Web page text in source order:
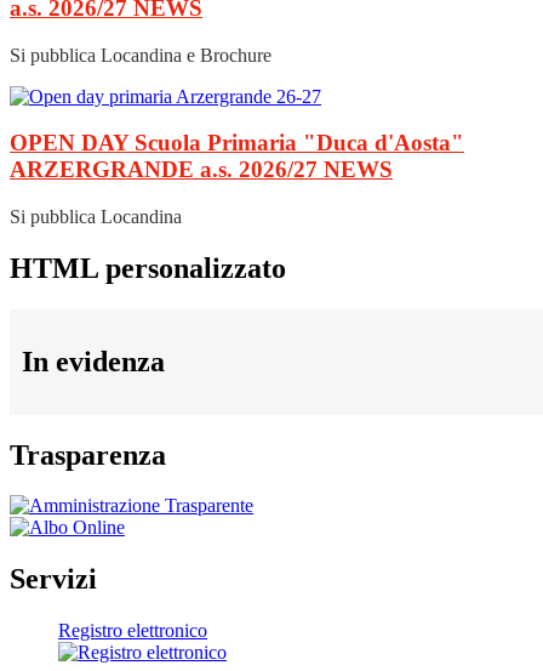
a.s. 2026/27 NEWS
Si pubblica Locandina e Brochure
OPEN DAY Scuola Primaria "Duca d'Aosta"
ARZERGRANDE a.s. 2026/27 NEWS
Si pubblica Locandina
HTML personalizzato
In evidenza
Trasparenza
Servizi
Registro elettronico